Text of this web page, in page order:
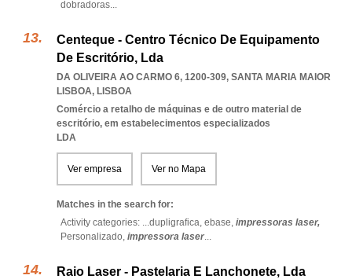
dobradoras...
Centeque - Centro Técnico De Equipamento
De Escritório, Lda
DA OLIVEIRA AO CARMO 6, 1200-309, SANTA MARIA MAIOR
LISBOA, LISBOA
Comércio a retalho de máquinas e de outro material de
escritório, em estabelecimentos especializados
LDA
Ver empresa Ver no Mapa
Matches in the search for:
Activity categories: ...dupligrafica, ebase, impressoras laser,
Personalizado, impressora laser...
Raio Laser - Pastelaria E Lanchonete, Lda